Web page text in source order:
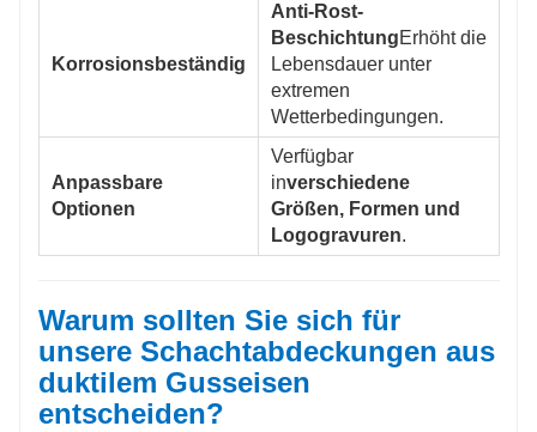
Korrosionsbeständig
Anti-Rost-
BeschichtungErhöht die
Lebensdauer unter
extremen
Wetterbedingungen.
Anpassbare
Optionen
Verfügbar
inverschiedene
Größen, Formen und
Logogravuren.
Warum sollten Sie sich für
unsere Schachtabdeckungen aus
duktilem Gusseisen
entscheiden?